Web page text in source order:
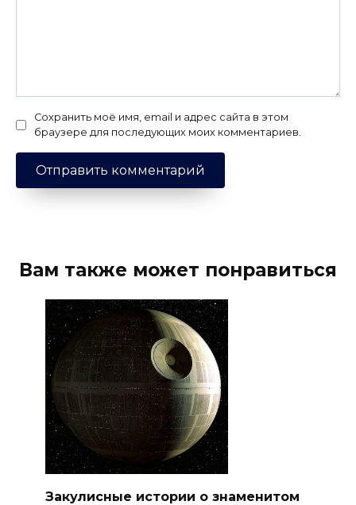
Сохранить моё имя, email и адрес сайта в этом
браузере для последующих моих комментариев.
Вам также может понравиться
Закулисные истории о знаменитом